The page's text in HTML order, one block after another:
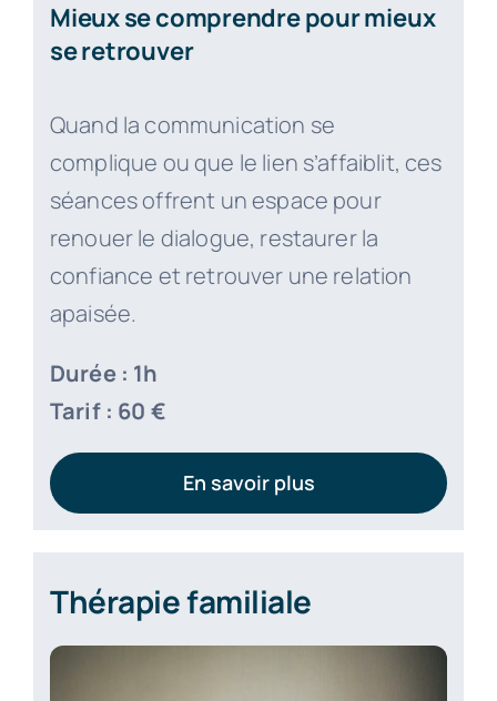
Mieux se comprendre pour mieux
se retrouver
Quand la communication se
complique ou que le lien s’affaiblit, ces
séances offrent un espace pour
renouer le dialogue, restaurer la
confiance et retrouver une relation
apaisée.
Durée : 1h
Tarif : 60 €
En savoir plus
Thérapie familiale